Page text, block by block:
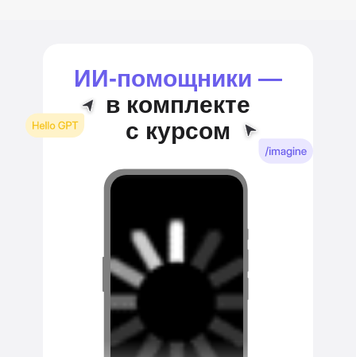
ИИ‑помощники —
в комплекте
с курсом